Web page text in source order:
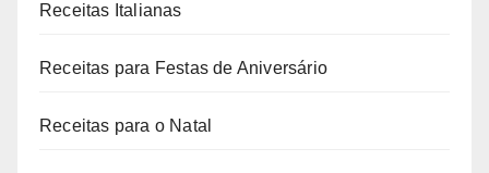
Receitas Italianas
Receitas para Festas de Aniversário
Receitas para o Natal